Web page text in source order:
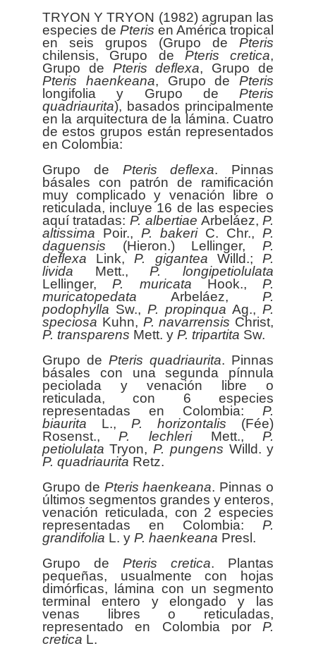
TRYON Y TRYON (1982) agrupan las
especies de Pteris en América tropical
en seis grupos (Grupo dePteris
chilensis, Grupo de Pteris cretica,
Grupo de Pteris deflexa, Grupo de
Pteris haenkeana, Grupo dePteris
longifolia y Grupo dePteris
quadriaurita), basados principalmente
en la arquitectura de la lámina. Cuatro
de estos grupos están representados
en Colombia:
Grupo de Pteris deflexa. Pinnas
básales con patrón de ramificación
muy complicado y venación libre o
reticulada, incluye 16 de las especies
aquí tratadas:P. albertiae Arbeláez,P.
altissima Poir., P. bakeriC. Chr.,P.
daguensis (Hieron.) Lellinger,P.
deflexa Link,P. gigantea Willd.;P.
livida Mett.,P. longipetiolulata
Lellinger,P. muricata Hook.,P.
muricatopedata Arbeláez,P.
podophylla Sw., P. propinqua Ag.,P.
speciosa Kuhn, P. navarrensis Christ,
P. transparens Mett. y P. tripartita Sw.
Grupo de Pteris quadriaurita. Pinnas
básales con una segunda pínnula
peciolada y venación libre o
reticulada, con 6 especies
representadas en Colombia:P.
biaurita L., P. horizontalis (Fée)
Rosenst.,P. lechleriMett.,P.
petiolulata Tryon,P. pungens Willd. y
P. quadriaurita Retz.
Grupo de Pteris haenkeana. Pinnas o
últimos segmentos grandes y enteros,
venación reticulada, con 2 especies
representadas en Colombia:P.
grandifolia L. y P. haenkeana Presl.
Grupo de Pteris cretica. Plantas
pequeñas, usualmente con hojas
dimórficas, lámina con un segmento
terminal entero y elongado y las
venas libres o reticuladas,
representado en Colombia porP.
cretica